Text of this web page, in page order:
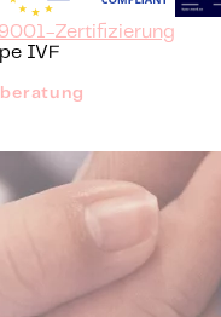
Zertifizierung
IVF